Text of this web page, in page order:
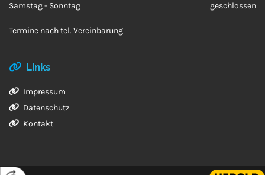
Samstag - Sonntag
geschlossen
Termine nach tel. Vereinbarung
 Links
 Impressum
 Datenschutz
 Kontakt